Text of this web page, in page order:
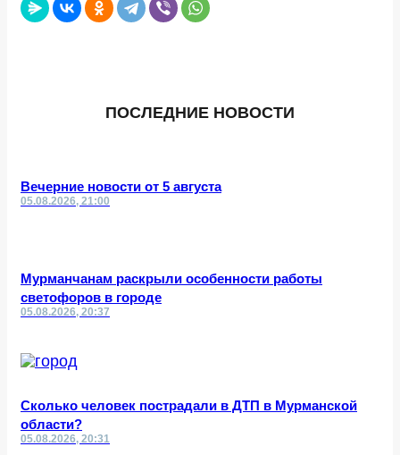
ПОСЛЕДНИЕ НОВОСТИ
Вечерние новости от 5 августа
05.08.2026, 21:00
Мурманчанам раскрыли особенности работы
светофоров в городе
05.08.2026, 20:37
Сколько человек пострадали в ДТП в Мурманской
области?
05.08.2026, 20:31